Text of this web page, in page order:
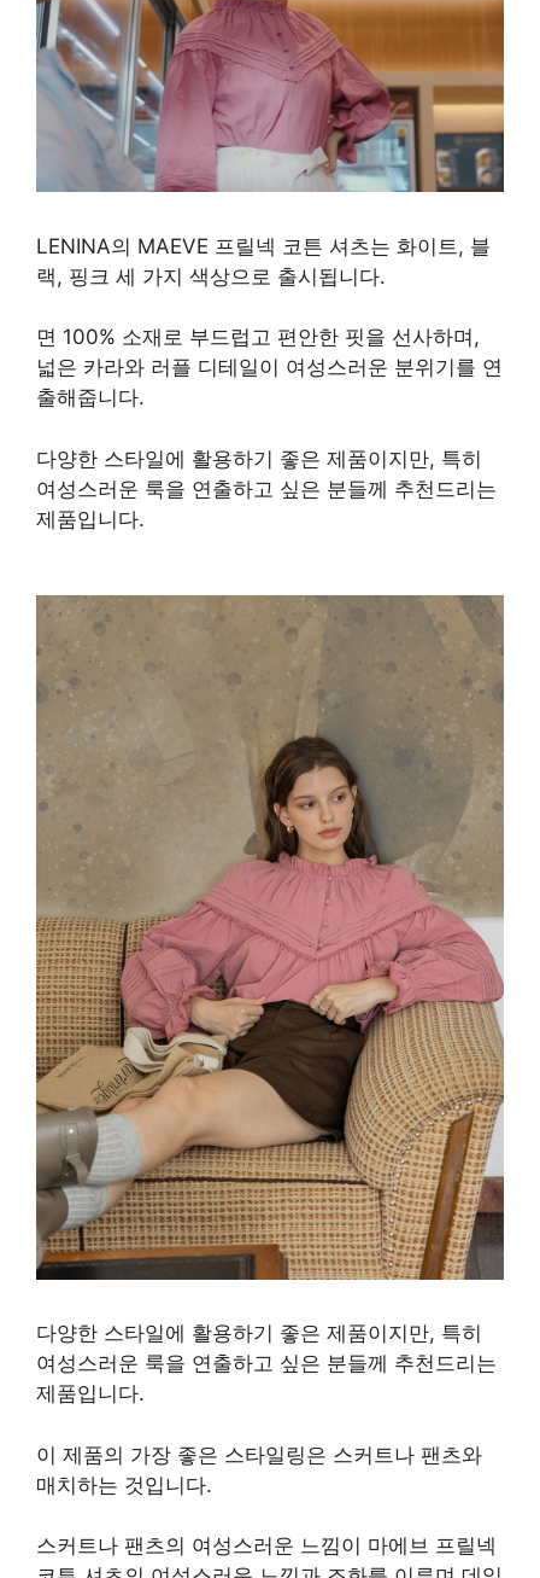
LENINA의 MAEVE 프릴넥 코튼 셔츠는 화이트, 블
랙, 핑크 세 가지 색상으로 출시됩니다.
면 100% 소재로 부드럽고 편안한 핏을 선사하며,
넓은 카라와 러플 디테일이 여성스러운 분위기를 연
출해줍니다.
다양한 스타일에 활용하기 좋은 제품이지만, 특히
여성스러운 룩을 연출하고 싶은 분들께 추천드리는
제품입니다.
다양한 스타일에 활용하기 좋은 제품이지만, 특히
여성스러운 룩을 연출하고 싶은 분들께 추천드리는
제품입니다.
이 제품의 가장 좋은 스타일링은 스커트나 팬츠와
매치하는 것입니다.
스커트나 팬츠의 여성스러운 느낌이 마에브 프릴넥